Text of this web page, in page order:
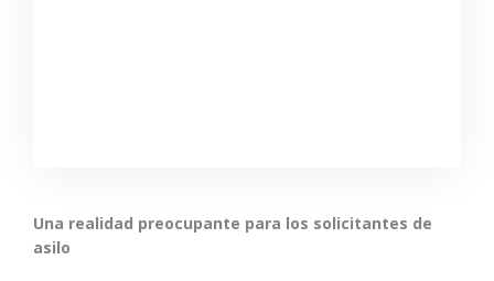
Una realidad preocupante para los solicitantes de
asilo